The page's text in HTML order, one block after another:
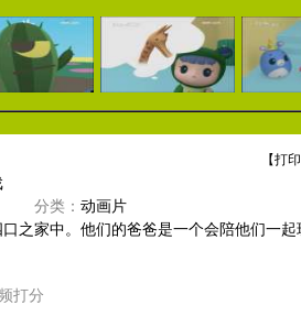
【打印
分类： 动画片
之家中。他们的爸爸是一个会陪他们一
打分